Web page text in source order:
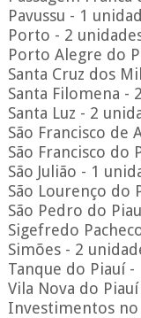
Pavussu - 1
Porto - 2
Porto Alegre do
Santa Cruz dos
Santa Filomena -
Santa Luz - 2
São Francisco de
São Francisco do
São Julião - 1
São Lourenço do
São Pedro do
Sigefredo
Simões - 2
Tanque do Piauí -
Vila Nova do
Investimentos no